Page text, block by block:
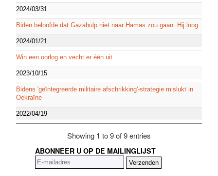
2024/03/31
Biden beloofde dat Gazahulp niet naar Hamas zou gaan. Hij loog.
2024/01/21
Win een oorlog en vecht er één uit
2023/10/15
Bidens 'geïntegreerde militaire afschrikking'-strategie mislukt in
Oekraïne
2022/04/19
Showing 1 to 9 of 9 entries
ABONNEER U OP DE MAILINGLIJST